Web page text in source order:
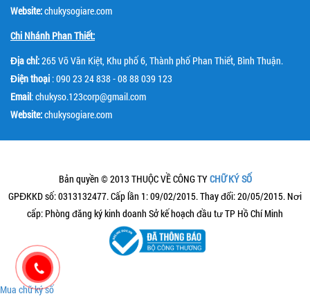
Website:chukysogiare.com
Chi Nhánh Phan Thiết:
Địa chỉ:265 Võ Văn Kiệt, Khu phố 6, Thành phố Phan Thiết, Bình Thuận.
Điện thoại : 090 23 24 838 - 08 88 039 123
Email: chukyso.123corp@gmail.com
Website:chukysogiare.com
Bản quyền © 2013 THUỘC VỀ CÔNG TYCHỮ KÝ SỐ
GPĐKKD số: 0313132477. Cấp lần 1: 09/02/2015. Thay đổi: 20/05/2015. Nơi
cấp: Phòng đăng ký kinh doanh Sở kế hoạch đầu tư TP Hồ Chí Minh
Mua chữ ký số